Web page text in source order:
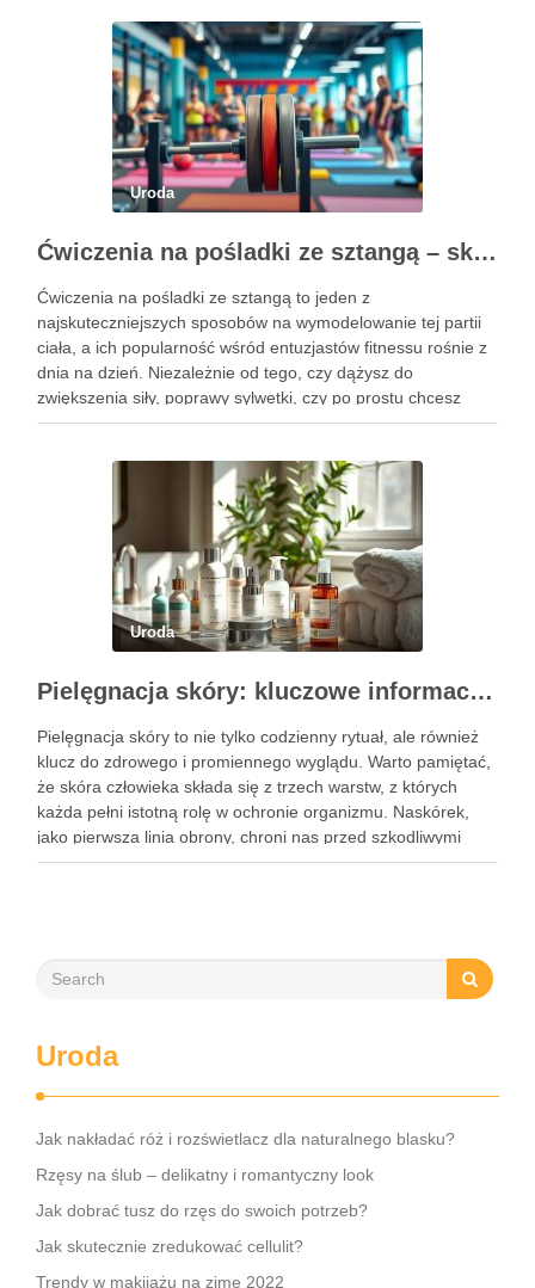
Uroda
Ćwiczenia na pośladki ze sztangą – skuteczne metody i techniki treningowe
Ćwiczenia na pośladki ze sztangą to jeden z
najskuteczniejszych sposobów na wymodelowanie tej partii
ciała, a ich popularność wśród entuzjastów fitnessu rośnie z
dnia na dzień. Niezależnie od tego, czy dążysz do
zwiększenia siły, poprawy sylwetki, czy po prostu chcesz
poczuć się lepiej w swoim ciele, odpowiednio dobrane
Uroda
Pielęgnacja skóry: kluczowe informacje i skuteczne metody
Pielęgnacja skóry to nie tylko codzienny rytuał, ale również
klucz do zdrowego i promiennego wyglądu. Warto pamiętać,
że skóra człowieka składa się z trzech warstw, z których
każda pełni istotną rolę w ochronie organizmu. Naskórek,
jako pierwsza linia obrony, chroni nas przed szkodliwymi
czynnikami zewnętrznymi, a nawilżająca skóra właściwa,
Uroda
Jak nakładać róż i rozświetlacz dla naturalnego blasku?
Rzęsy na ślub – delikatny i romantyczny look
Jak dobrać tusz do rzęs do swoich potrzeb?
Jak skutecznie zredukować cellulit?
Trendy w makijażu na zimę 2022